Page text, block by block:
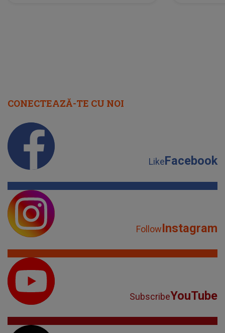
CONECTEAZĂ-TE CU NOI
LikeFacebook
FollowInstagram
SubscribeYouTube